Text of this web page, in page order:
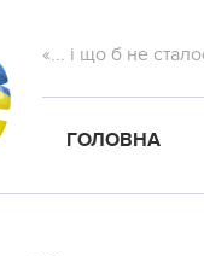
«... і що б не
ГОЛОВНА